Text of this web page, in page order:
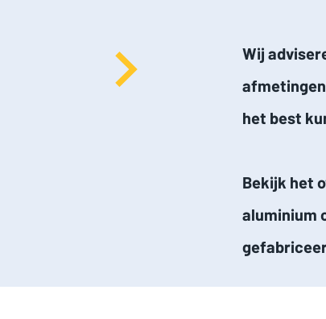
Wij
het best
Bekijk het
aluminium